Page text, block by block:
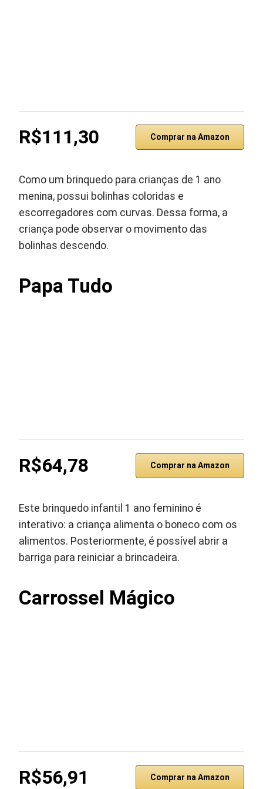
R$111,30 Comprar na Amazon
Como um brinquedo para crianças de 1 ano
menina, possui bolinhas coloridas e
escorregadores com curvas. Dessa forma, a
criança pode observar o movimento das
bolinhas descendo.
Papa Tudo
R$64,78 Comprar na Amazon
Este brinquedo infantil 1 ano feminino é
interativo: a criança alimenta o boneco com os
alimentos. Posteriormente, é possível abrir a
barriga para reiniciar a brincadeira.
Carrossel Mágico
R$56,91 Comprar na Amazon